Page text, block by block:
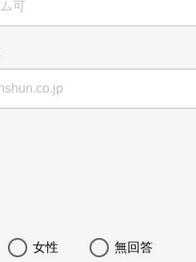
女性 無回答